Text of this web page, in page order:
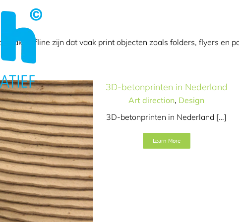
Offline zijn dat vaak print objecten zoals folders, flyers en
3D-betonprinten in Nederland
Art direction, Design
3D-betonprinten in Nederland […]
Learn More
Design Tekst